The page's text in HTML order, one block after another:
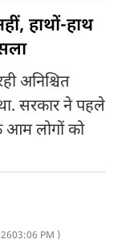
हाथों-हाथ
अनिश्चित
सरकार ने पहले
आम लोगों को
03:06 PM )